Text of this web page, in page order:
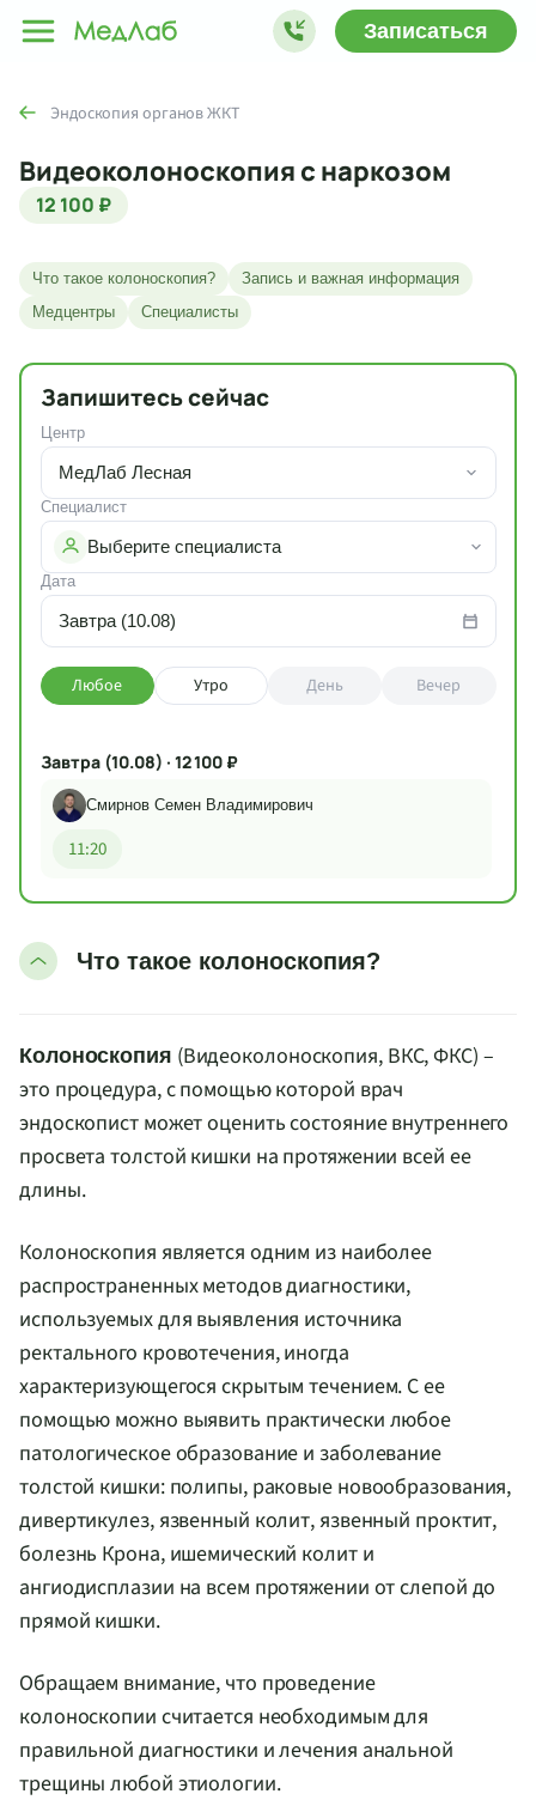
Записаться
Эндоскопия органов ЖКТ
Запишитесь сейчас
Центр
МедЛаб Лесная
Специалист
Выберите специалиста
Дата
Завтра (10.08)
Любое Утро День Вечер
Завтра (10.08) · 12 100 ₽
Смирнов Семен Владимирович
11:20
Видеоколоноскопия с наркозом
12 100 ₽
Что такое колоноскопия?
Запись и важная информация
Медцентры
Специалисты
Что такое колоноскопия?
Колоноскопия (Видеоколоноскопия, ВКС, ФКС) –
это процедура, с помощью которой врач
эндоскопист может оценить состояние внутреннего
просвета толстой кишки на протяжении всей ее
длины.
Колоноскопия является одним из наиболее
распространенных методов диагностики,
используемых для выявления источника
ректального кровотечения, иногда
характеризующегося скрытым течением. С ее
помощью можно выявить практически любое
патологическое образование и заболевание
толстой кишки: полипы, раковые новообразования,
дивертикулез, язвенный колит, язвенный проктит,
болезнь Крона, ишемический колит и
ангиодисплазии на всем протяжении от слепой до
прямой кишки.
Обращаем внимание, что проведение
колоноскопии считается необходимым для
правильной диагностики и лечения анальной
трещины любой этиологии.